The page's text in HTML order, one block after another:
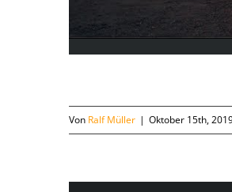
Von Ralf Müller | Oktober 15th,